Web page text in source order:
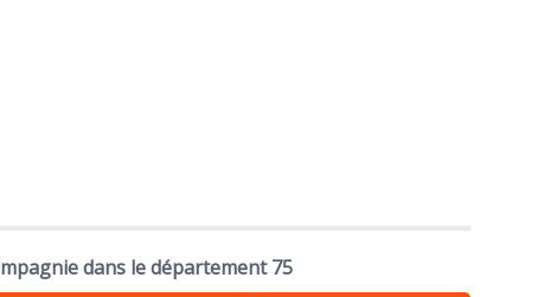
dans le département 75